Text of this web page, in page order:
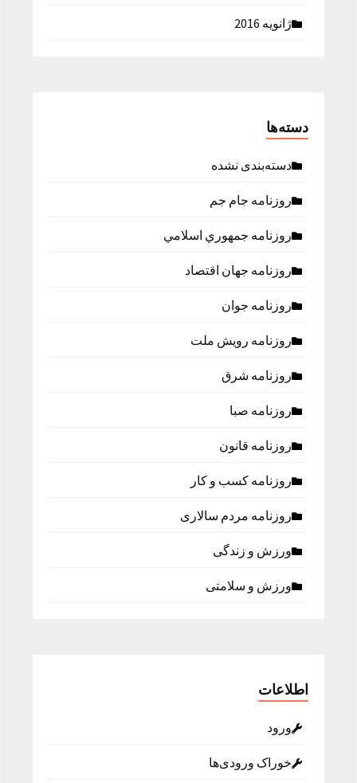
ژانویه 2016
دسته‌ها
دسته‌بندی نشده
روزنامه جام جم
روزنامه جمهوري اسلامي
روزنامه جهان اقتصاد
روزنامه جوان
روزنامه رویش ملت
روزنامه شرق
روزنامه صبا
روزنامه قانون
روزنامه كسب و كار
روزنامه مردم سالاری
ورزش و زندگی
ورزش و سلامتی
اطلاعات
ورود
خوراک ورودی‌ها